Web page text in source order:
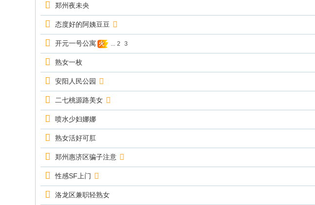
郑州夜未央
态度好的阿姨豆豆
开元一号公寓 火 ... 2 3
熟女一枚
安阳人民公园
二七桃源路美女
喷水少妇娜娜
熟女活好可肛
郑州惠济区骗子注意
性感SF上门
洛龙区兼职轻熟女